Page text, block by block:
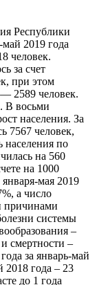
Республики
2019 года
человек.
за счет
при этом
2589 человек.
В восьми
населения. За
7567 человек,
населения по
на 560
на 1000
мая 2019
а число
причинами
системы
–
смертности –
за январь-май
2018 года – 23
до 1 года